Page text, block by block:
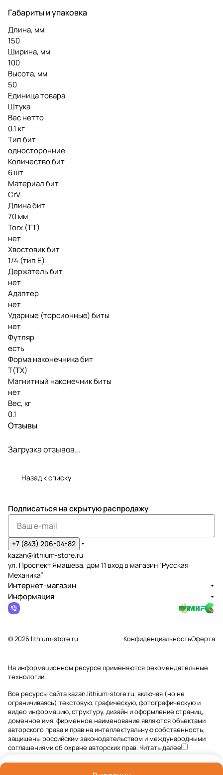
Габариты и упаковка
Длина, мм
150
Ширина, мм
100
Высота, мм
50
Единица товара
Штука
Вес нетто
0.1 кг
Тип бит
односторонние
Количество бит
6 шт
Материал бит
CrV
Длина бит
70 мм
Torx (TT)
нет
Хвостовик бит
1/4 (тип Е)
Держатель бит
нет
Адаптер
нет
Ударные (торсионные) биты
нет
Футляр
есть
Форма наконечника бит
T(TX)
Магнитный наконечник биты
нет
Вес, кг
0.1
Отзывы
Загрузка отзывов...
Назад к списку
Подписаться на скрытую распродажу
+7 (843) 206-04-82
kazan@lithium-store.ru
ул. Проспект Ямашева, дом 11 вход в магазин “Русская
Механика”
Интернет-магазин
Информация
© 2026 lithium-store.ru КонфиденциальностьОферта
На информационном ресурсе применяютсярекомендательные
технологии.
Все ресурсы сайта kazan.lithium-store.ru, включая (но не
ограничиваясь) текстовую, графическую, фотографическую и
видео информацию, структуру, дизайн и оформление страниц,
доменное имя, фирменное наименование являются объектами
авторского права и прав на интеллектуальную собственность,
защищены российским законодательством и международными
соглашениями об охране авторских прав.Читать далее